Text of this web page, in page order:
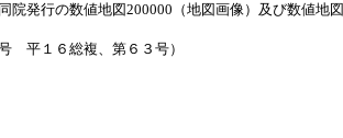
院発行の数値地図200000（地図画像）及び数値地図
平１６総複、第６３号）